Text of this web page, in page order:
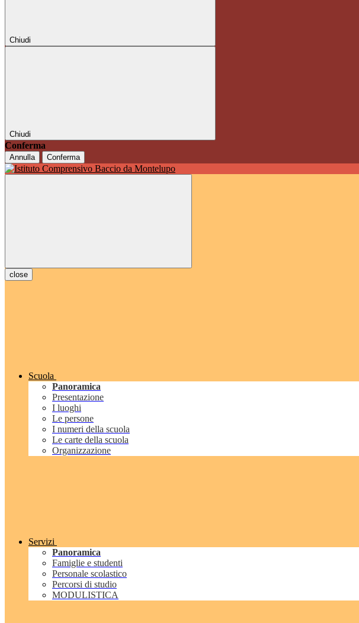
Chiudi
Chiudi
Conferma
Annulla Conferma
close
Scuola
Panoramica
Presentazione
I luoghi
Le persone
I numeri della scuola
Le carte della scuola
Organizzazione
Servizi
Panoramica
Famiglie e studenti
Personale scolastico
Percorsi di studio
MODULISTICA